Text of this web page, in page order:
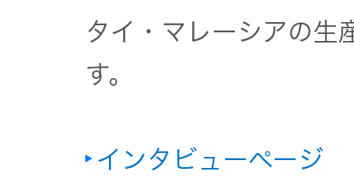
タイ・マレーシアの生
す。
インタビューページ